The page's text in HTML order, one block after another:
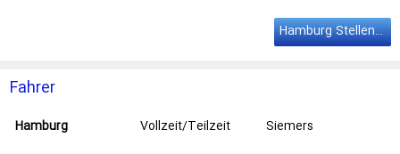
jeden Tag ein Stück Natur mitten in die Stadt – und das als
Hamburger Traditionsunternehmen schon seit 1974. Du strebst
Hamburg Stellenangebote
Fahrer
Hamburg Vollzeit/Teilzeit
Siemers